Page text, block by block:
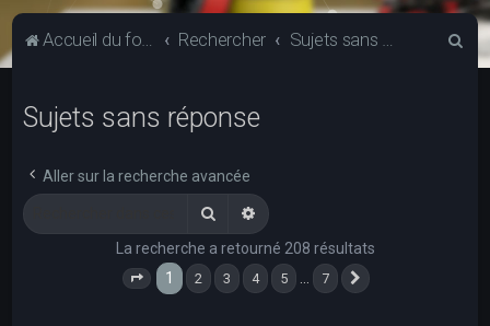
Accueil du forum Rechercher Sujets sans réponse
Sujets sans réponse
Aller sur la recherche avancée
RechercherRecherche avancée
La recherche a retourné 208 résultats
Page 1 sur
1 2 3 4 5 7